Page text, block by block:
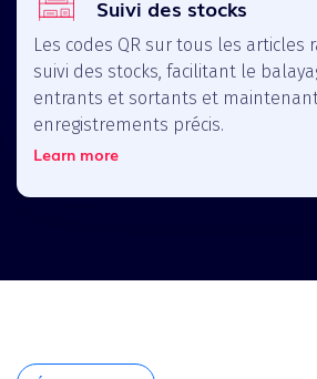
Suivi des stocks
Les codes QR sur tous les articles
suivi des stocks, facilitant le
entrants et sortants et
enregistrements précis.
Learn more